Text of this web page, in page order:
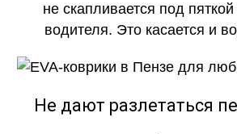
не скапливается под
водителя. Это касается и
Не дают разлетаться